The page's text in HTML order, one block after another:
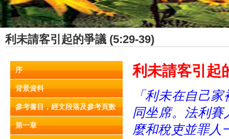
利未請客引起的爭議 (5:29-39)
序
背景資料
參考書目，經文段落及參考頁數
第一章
利未請客引起
「利未在自己
同坐席。法利
麼和稅吏並罪人